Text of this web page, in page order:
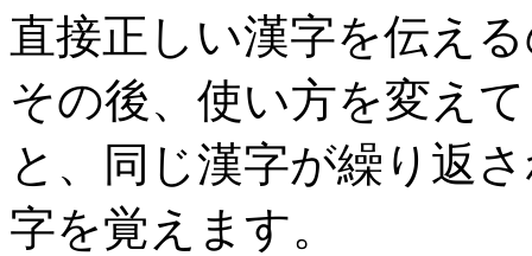
直接正しい漢字を伝え
その後、使い方を変え
と、同じ漢字が繰り返
字を覚えます。